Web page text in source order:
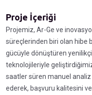
Proje İçeriği
Projemiz, Ar-Ge ve
süreçlerinden biri olan hibe
gücüyle dönüştüren
teknolojileriyle
saatler süren manuel
ederek, başvuru kalitesini ve